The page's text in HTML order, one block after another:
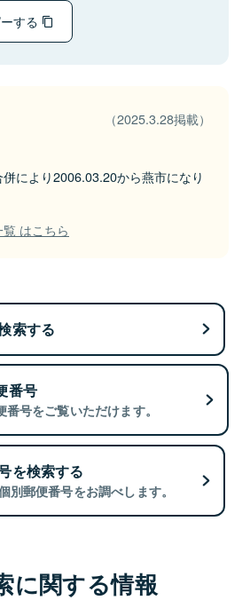
する
（2025.3.28掲載）
により2006.03.20から燕市になり
はこちら
索する
番号
号をご覧いただけます。
を検索する
別郵便番号をお調べします。
に関する情報